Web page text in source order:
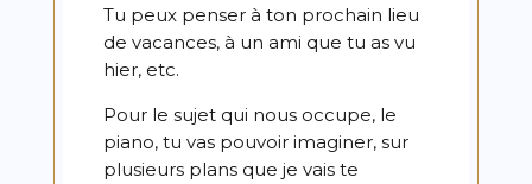
Tu peux penser à ton prochain lieu
de vacances, à un ami que tu as vu
hier, etc.
Pour le sujet qui nous occupe, le
piano, tu vas pouvoir imaginer, sur
plusieurs plans que je vais te